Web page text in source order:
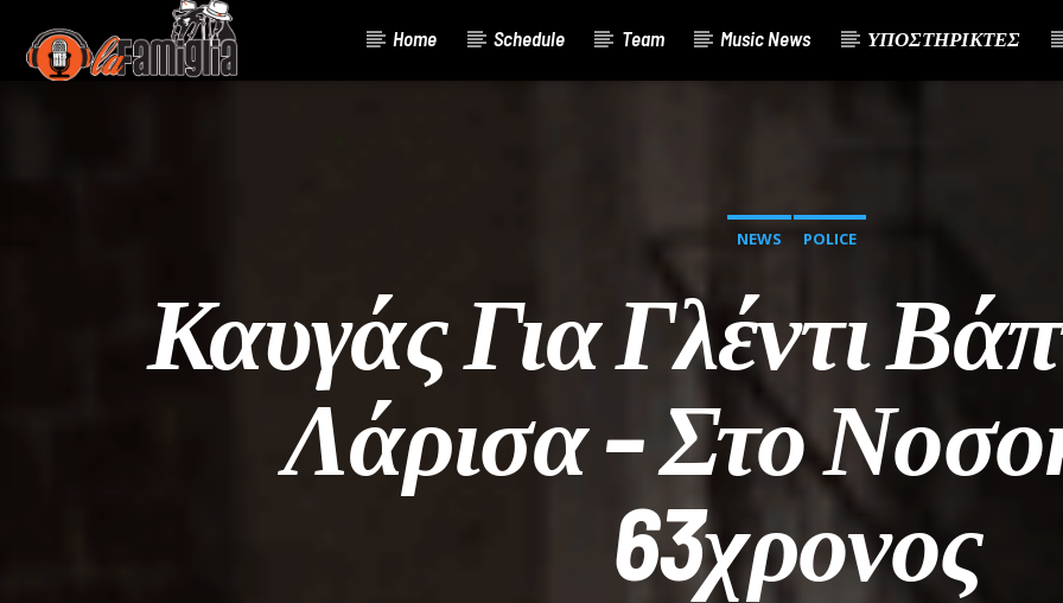
Home Schedule Team Music News ΥΠΟΣΤΗΡΙΚΤΕΣ
NEWS POLICE
Καυγάς Για Γλέντι
Λάρισα – Στο
63χρονος